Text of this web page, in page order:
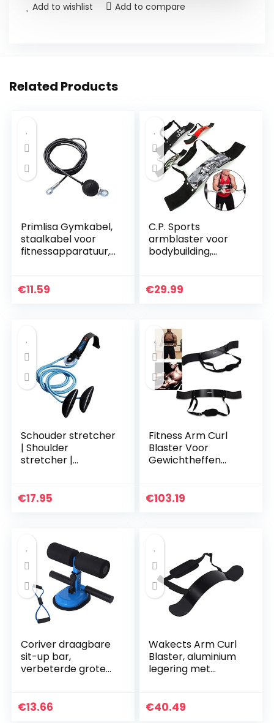
Add to wishlist Add to compare
Related Products
Primlisa Gymkabel,
staalkabel voor
fitnessapparatuur,
draadkabel met
€11.59
C.P. Sports
armblaster voor
bodybuilding,
bicepstrainer,
€29.99
Schouder stretcher
| Shoulder
stretcher |
mobiliteit en
€17.95
Fitness Arm Curl
Blaster Voor
Gewichtheffen
Ondersteuning
€103.19
Coriver draagbare
sit-up bar,
verbeterde grote
bar assistent-
€13.66
Wakects Arm Curl
Blaster, aluminium
legering met
Bicep Body Building
€40.49